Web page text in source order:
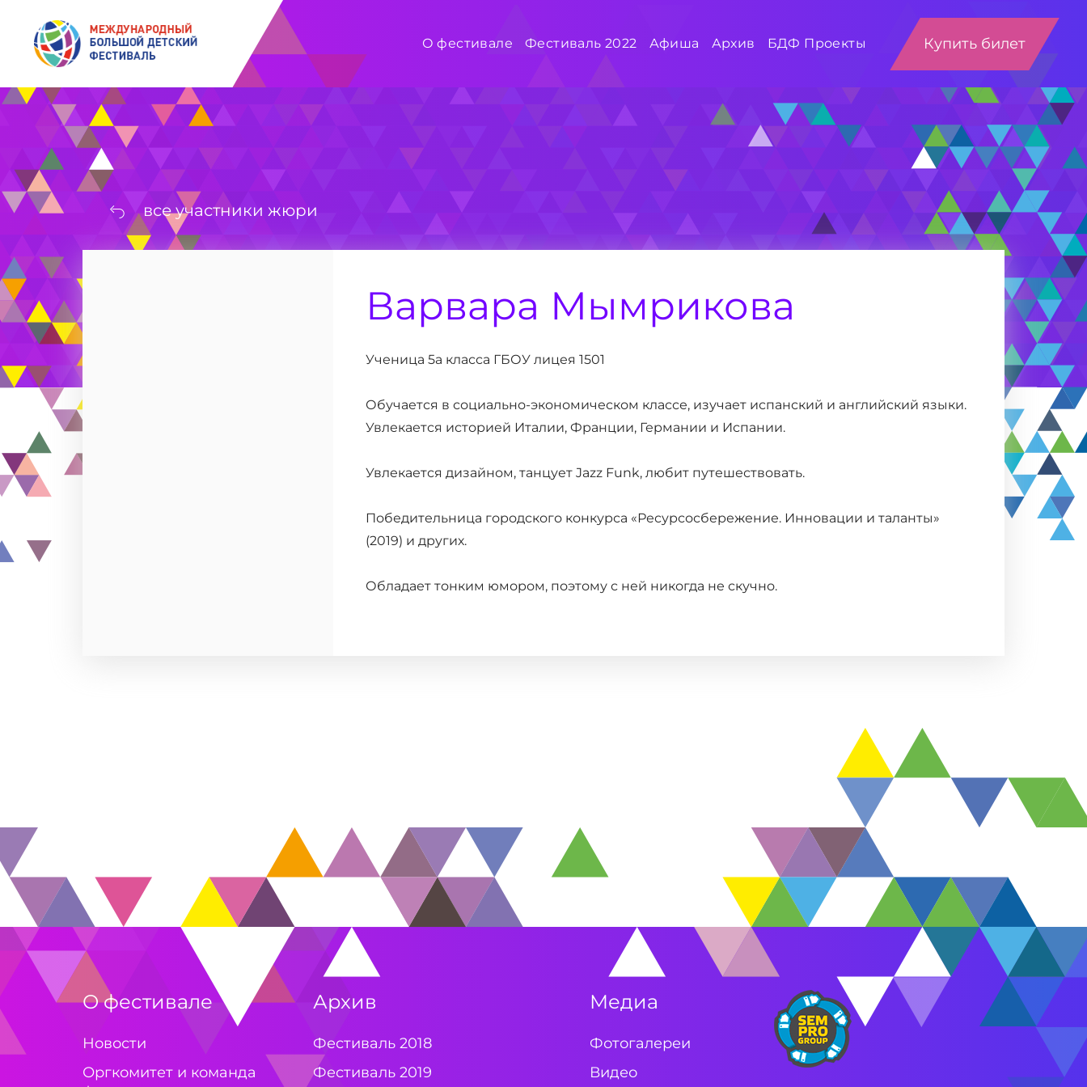
ДОБРОКАССА
Купить билет
О фестивале Фестиваль 2022 Афиша Архив БДФ Проекты
все участники жюри
Варвара Мымрикова
Ученица 5а класса ГБОУ лицея 1501
Обучается в социально-экономическом классе, изучает испанский и английский языки.
Увлекается историей Италии, Франции, Германии и Испании.
Увлекается дизайном, танцует Jazz Funk, любит путешествовать.
Победительница городского конкурса «Ресурсосбережение. Инновации и таланты»
(2019) и других.
Обладает тонким юмором, поэтому с ней никогда не скучно.
О фестивале
Новости
Оргкомитет и команда
Архив
Фестиваль 2018
Фестиваль 2019
Медиа
Фотогалереи
Видео